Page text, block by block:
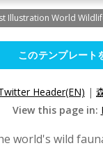
Illustration World
このテンプレート
Header(EN) |
View this page in:
world's wild